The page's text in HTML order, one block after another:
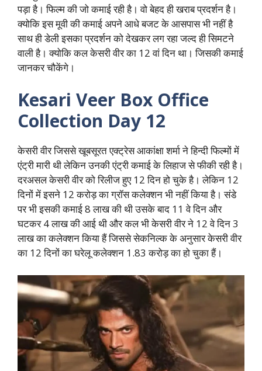
पड़ा है। फिल्म की जो कमाई रही है। वो बेहद ही खराब प्रदर्शन है।
क्योकि इस मूवी की कमाई अपने आधे बजट के आसपास भी नहीं है
साथ ही डेली इसका प्रदर्शन को देखकर लग रहा जल्द ही सिमटने
वाली है। क्योकि कल केसरी वीर का 12 वां दिन था। जिसकी कमाई
जानकर चौकेंगे।
Kesari Veer Box Office
Collection Day 12
केसरी वीर जिससे खूबसूरत एक्ट्रेस आकांक्षा शर्मा ने हिन्दी फिल्मों में
एंट्री मारी थी लेकिन उनकी एंट्री कमाई के लिहाज से फीकी रही है।
दरअसल केसरी वीर को रिलीज हुए 12 दिन हो चुके है। लेकिन 12
दिनों में इसने 12 करोड़ का ग्रॉस कलेक्शन भी नहीं किया है। संडे
पर भी इसकी कमाई 8 लाख की थी उसके बाद 11 वे दिन और
घटकर 4 लाख की आई थी और कल भी केसरी वीर ने 12 वे दिन 3
लाख का कलेक्शन किया हैं जिससे सेकनिल्क के अनुसार केसरी वीर
का 12 दिनों का घरेलू कलेक्शन 1.83 करोड़ का हो चुका हैं।